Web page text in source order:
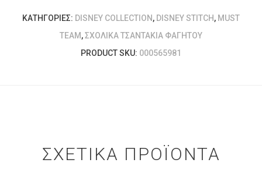
ΚΑΤΗΓΟΡΊΕΣ: DISNEY COLLECTION, DISNEY STITCH, MUST
TEAM,ΣΧΟΛΙΚΆ ΤΣΑΝΤΆΚΙΑ ΦΑΓΗΤΟΎ
PRODUCT SKU: 000565981
ΣΧΕΤΙΚΆ ΠΡΟΪΌΝΤΑ